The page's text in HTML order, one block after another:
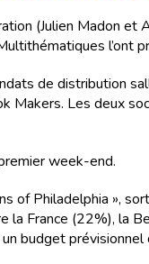
(Julien Madon et
l’ont
de distribution
Makers. Les deux
week-end.
of Philadelphia »,
la France (22%), la
budget prévisionnel